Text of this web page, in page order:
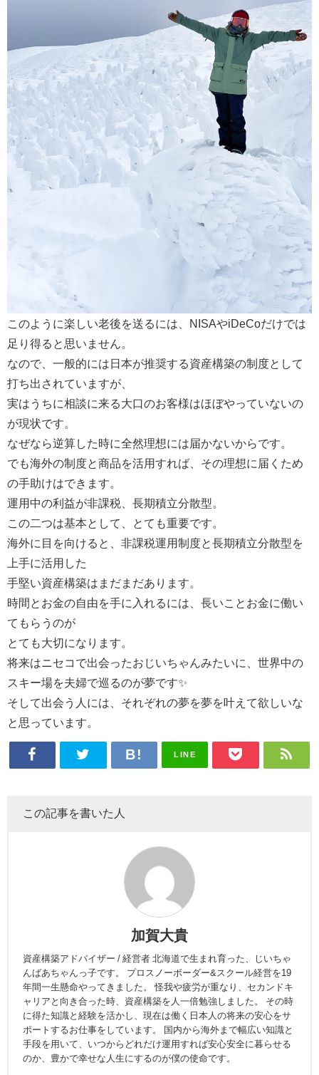
このように楽しい老後を送るには、NISAやiDeCoだけでは
足り得ると思いません。
なので、一般的には日本が推奨する資産構築の制度として
打ち出されていますが、
実はうちに相談に来る大口のお客様はほぼやっていないの
が現状です。
なぜなら逆算した時に全然理想には届かないからです。
でも海外の制度と商品を活用すれば、その理想に届くため
の手助けはできます。
運用中の利益が非課税、長期積立分散型。
この二つは基本として、とても重要です。
海外に目を向けると、非課税運用制度と長期積立分散型を
上手に活用した
手堅い資産構築はまだまだあります。
時間とお金の自由を手に入れるには、長いことお金に働い
てもらうのが
とても大切になります。
将来はニセコで出会ったおじいちゃんみたいに、世界中の
スキー場を夫婦で巡るのが夢です✨
そして出会う人には、それぞれの夢を夢を叶えて欲しいな
と思っています。
LINE
この記事を書いた人
加賀大貴
資産構築アドバイザー / 経営者 北海道で生まれ育った、じいちゃ
んばあちゃんっ子です。 プロスノーボーダー&スクール経営を19
年間一生懸命やってきました。 怪我や疲労が重なり、セカンドキ
ャリアと向き合った時、資産構築を人一倍勉強しました。 その時
に得た知識と経験を活かし、現在は働く日本人の将来の安心をサ
ポートするお仕事をしています。 国内から海外まで幅広い知識と
手段を用いて、いつからどれだけ運用すれば安心安全に暮らせる
のか、豊かで幸せな人生にするのが僕の使命です。